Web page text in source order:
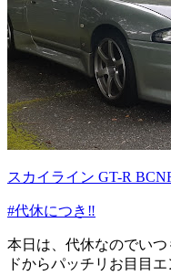
スカイライン GT-R
#代休につき‼️
本日は、代休なのでい
ドからパッチリお目目エ